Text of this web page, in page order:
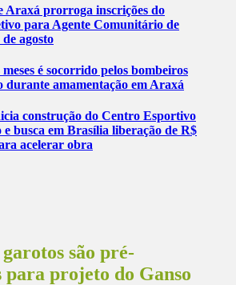
Araxá prorroga inscrições do
para Agente Comunitário de
de agosto
é socorrido pelos bombeiros
durante amamentação em Araxá
construção do Centro Esportivo
busca em Brasília liberação de R$
acelerar obra
são pré-
para projeto do Ganso